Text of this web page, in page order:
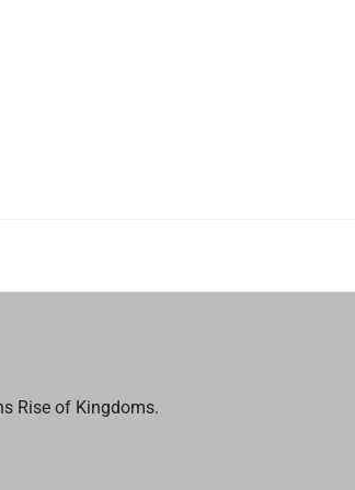
Rise of Kingdoms.